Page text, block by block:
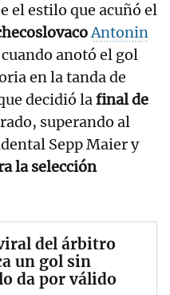
el estilo que acuñó el
Antonin
cuando anotó el gol
en la tanda de
decidió lafinal de
superando al
Sepp Maier y
la selección
del árbitro
un gol sin
da por válido